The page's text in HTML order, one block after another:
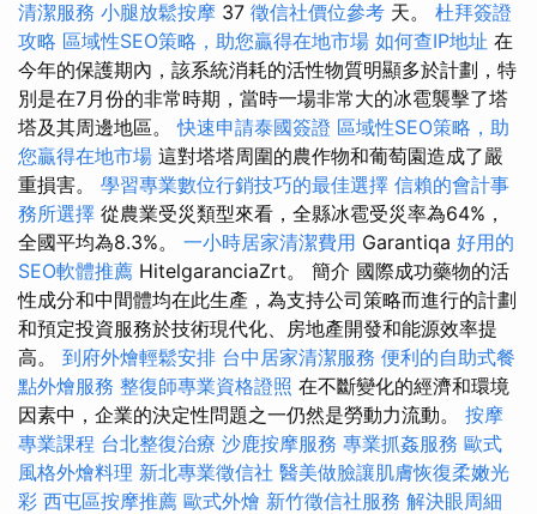
清潔服務 小腿放鬆按摩 37 徵信社價位參考 天。 杜拜簽證
攻略 區域性SEO策略，助您贏得在地市場 如何查IP地址 在
今年的保護期內，該系統消耗的活性物質明顯多於計劃，特
別是在7月份的非常時期，當時一場非常大的冰雹襲擊了塔
塔及其周邊地區。快速申請泰國簽證 區域性SEO策略，助
您贏得在地市場 這對塔塔周圍的農作物和葡萄園造成了嚴
重損害。 學習專業數位行銷技巧的最佳選擇 信賴的會計事
務所選擇 從農業受災類型來看，全縣冰雹受災率為64%，
全國平均為8.3%。 一小時居家清潔費用 Garantiqa 好用的
SEO軟體推薦 HitelgaranciaZrt。 簡介 國際成功藥物的活
性成分和中間體均在此生產，為支持公司策略而進行的計劃
和預定投資服務於技術現代化、房地產開發和能源效率提
高。 到府外燴輕鬆安排 台中居家清潔服務 便利的自助式餐
點外燴服務 整復師專業資格證照 在不斷變化的經濟和環境
因素中，企業的決定性問題之一仍然是勞動力流動。 按摩
專業課程 台北整復治療 沙鹿按摩服務 專業抓姦服務 歐式
風格外燴料理 新北專業徵信社 醫美做臉讓肌膚恢復柔嫩光
彩 西屯區按摩推薦 歐式外燴 新竹徵信社服務 解決眼周細